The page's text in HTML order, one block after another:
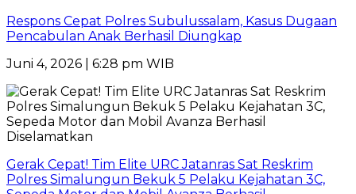
Respons Cepat Polres Subulussalam, Kasus Dugaan
Pencabulan Anak Berhasil Diungkap
Juni 4, 2026 | 6:28 pm WIB
Gerak Cepat! Tim Elite URC Jatanras Sat Reskrim
Polres Simalungun Bekuk 5 Pelaku Kejahatan 3C,